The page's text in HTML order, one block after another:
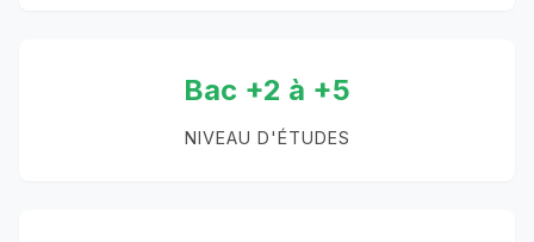
Bac +2 à +5
NIVEAU D'ÉTUDES